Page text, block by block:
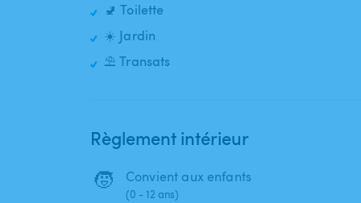
🚽 Toilette
☀️ Jardin
⛱️ Transats
Règlement intérieur
🧒 Convient aux enfants
(0 - 12 ans)